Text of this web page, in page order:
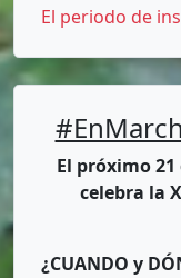
El periodo de
El próximo 21
celebra la
¿CUANDO y